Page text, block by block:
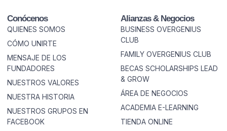
Conócenos
QUIENES SOMOS
CÓMO UNIRTE
MENSAJE DE LOS
FUNDADORES
NUESTROS VALORES
NUESTRA HISTORIA
NUESTROS GRUPOS EN
FACEBOOK
Alianzas & Negocios
BUSINESS OVERGENIUS
CLUB
FAMILY OVERGENIUS CLUB
BECAS SCHOLARSHIPS LEAD
& GROW
ÁREA DE NEGOCIOS
ACADEMIA E-LEARNING
TIENDA ONLINE